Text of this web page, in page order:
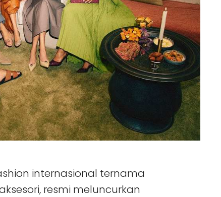
internasional ternama
resmi meluncurkan